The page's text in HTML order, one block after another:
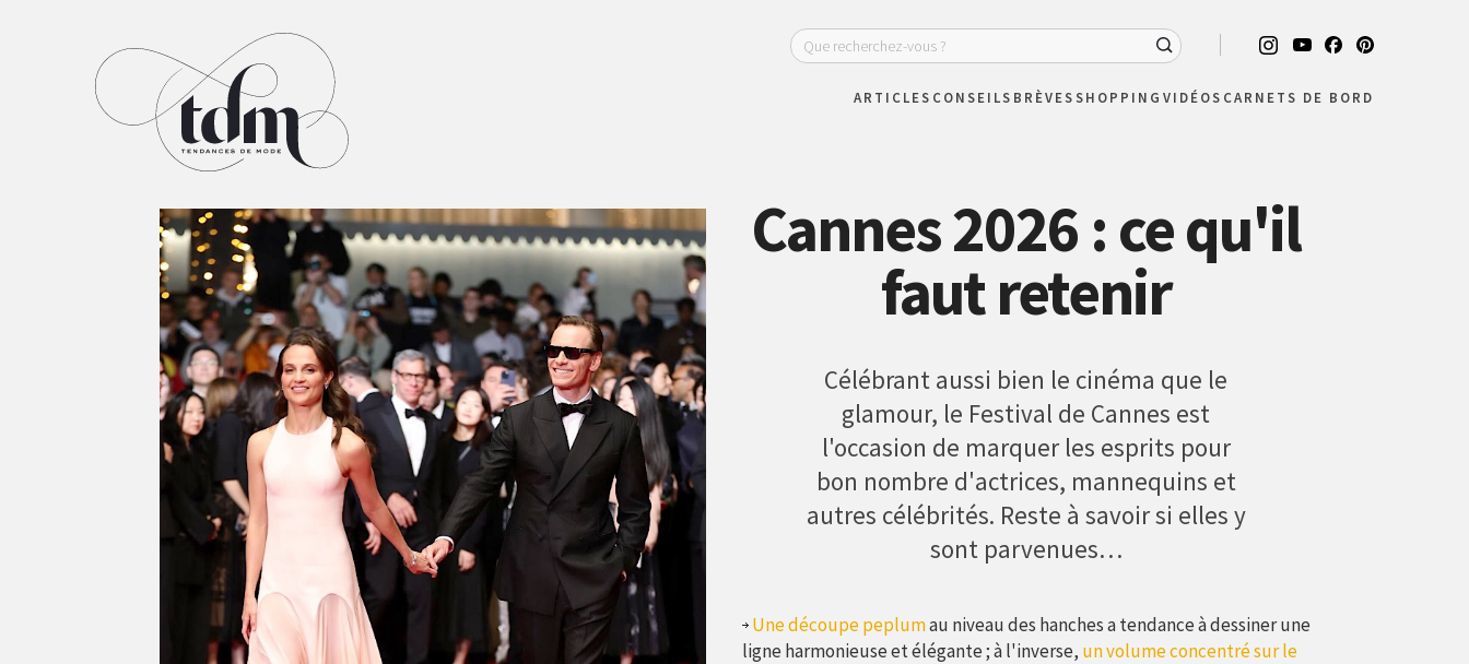
ARTICLES CONSEILS BRÈVESSHOPPING VIDÉOS CARNETS DE BORD
Cannes 2026 : ce qu'il
faut retenir
Célébrant aussi bien le cinéma que le
glamour, le Festival de Cannes est
l'occasion de marquer les esprits pour
bon nombre d'actrices, mannequins et
autres célébrités. Reste à savoir si elles y
sont parvenues…
Une découpe peplumau niveau des hanches a tendance à dessiner une
ligne harmonieuse et élégante ; à l'inverse, un volume concentré sur le